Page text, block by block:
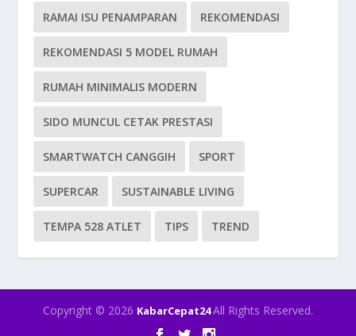
RAMAI ISU PENAMPARAN REKOMENDASI
REKOMENDASI 5 MODEL RUMAH
RUMAH MINIMALIS MODERN
SIDO MUNCUL CETAK PRESTASI
SMARTWATCH CANGGIH SPORT
SUPERCAR SUSTAINABLE LIVING
TEMPA 528 ATLET TIPS TREND
Copyright © 2026 KabarCepat24All Rights Reserved.